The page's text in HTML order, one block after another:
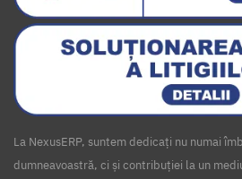
La NexusERP, suntem dedicați nu numai
dumneavoastră, ci și contribuției la un